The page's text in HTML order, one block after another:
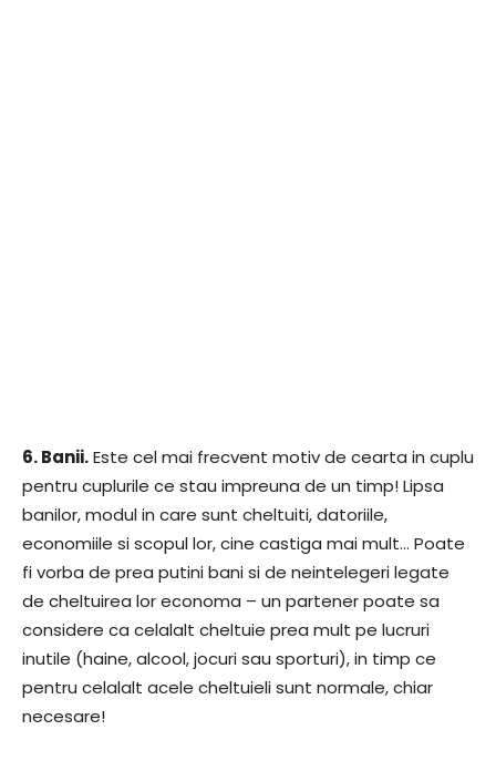
6. Banii.Este cel mai frecvent motiv de cearta in cuplu
pentru cuplurile ce stau impreuna de un timp! Lipsa
banilor, modul in care sunt cheltuiti, datoriile,
economiile si scopul lor, cine castiga mai mult… Poate
fi vorba de prea putini bani si de neintelegeri legate
de cheltuirea lor economa – un partener poate sa
considere ca celalalt cheltuie prea mult pe lucruri
inutile (haine, alcool, jocuri sau sporturi), in timp ce
pentru celalalt acele cheltuieli sunt normale, chiar
necesare!